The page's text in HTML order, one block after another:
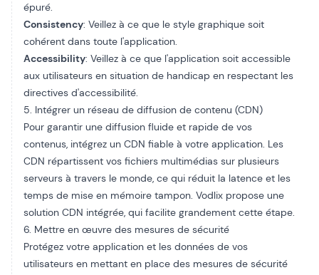
épuré.
Consistency: Veillez à ce que le style graphique soit
cohérent dans toute l'application.
Accessibility: Veillez à ce que l'application soit accessible
aux utilisateurs en situation de handicap en respectant les
directives d'accessibilité.
5. Intégrer un réseau de diffusion de contenu (CDN)
Pour garantir une diffusion fluide et rapide de vos
contenus, intégrez un CDN fiable à votre application. Les
CDN répartissent vos fichiers multimédias sur plusieurs
serveurs à travers le monde, ce qui réduit la latence et les
temps de mise en mémoire tampon. Vodlix propose une
solution CDN intégrée, qui facilite grandement cette étape.
6. Mettre en œuvre des mesures de sécurité
Protégez votre application et les données de vos
utilisateurs en mettant en place des mesures de sécurité